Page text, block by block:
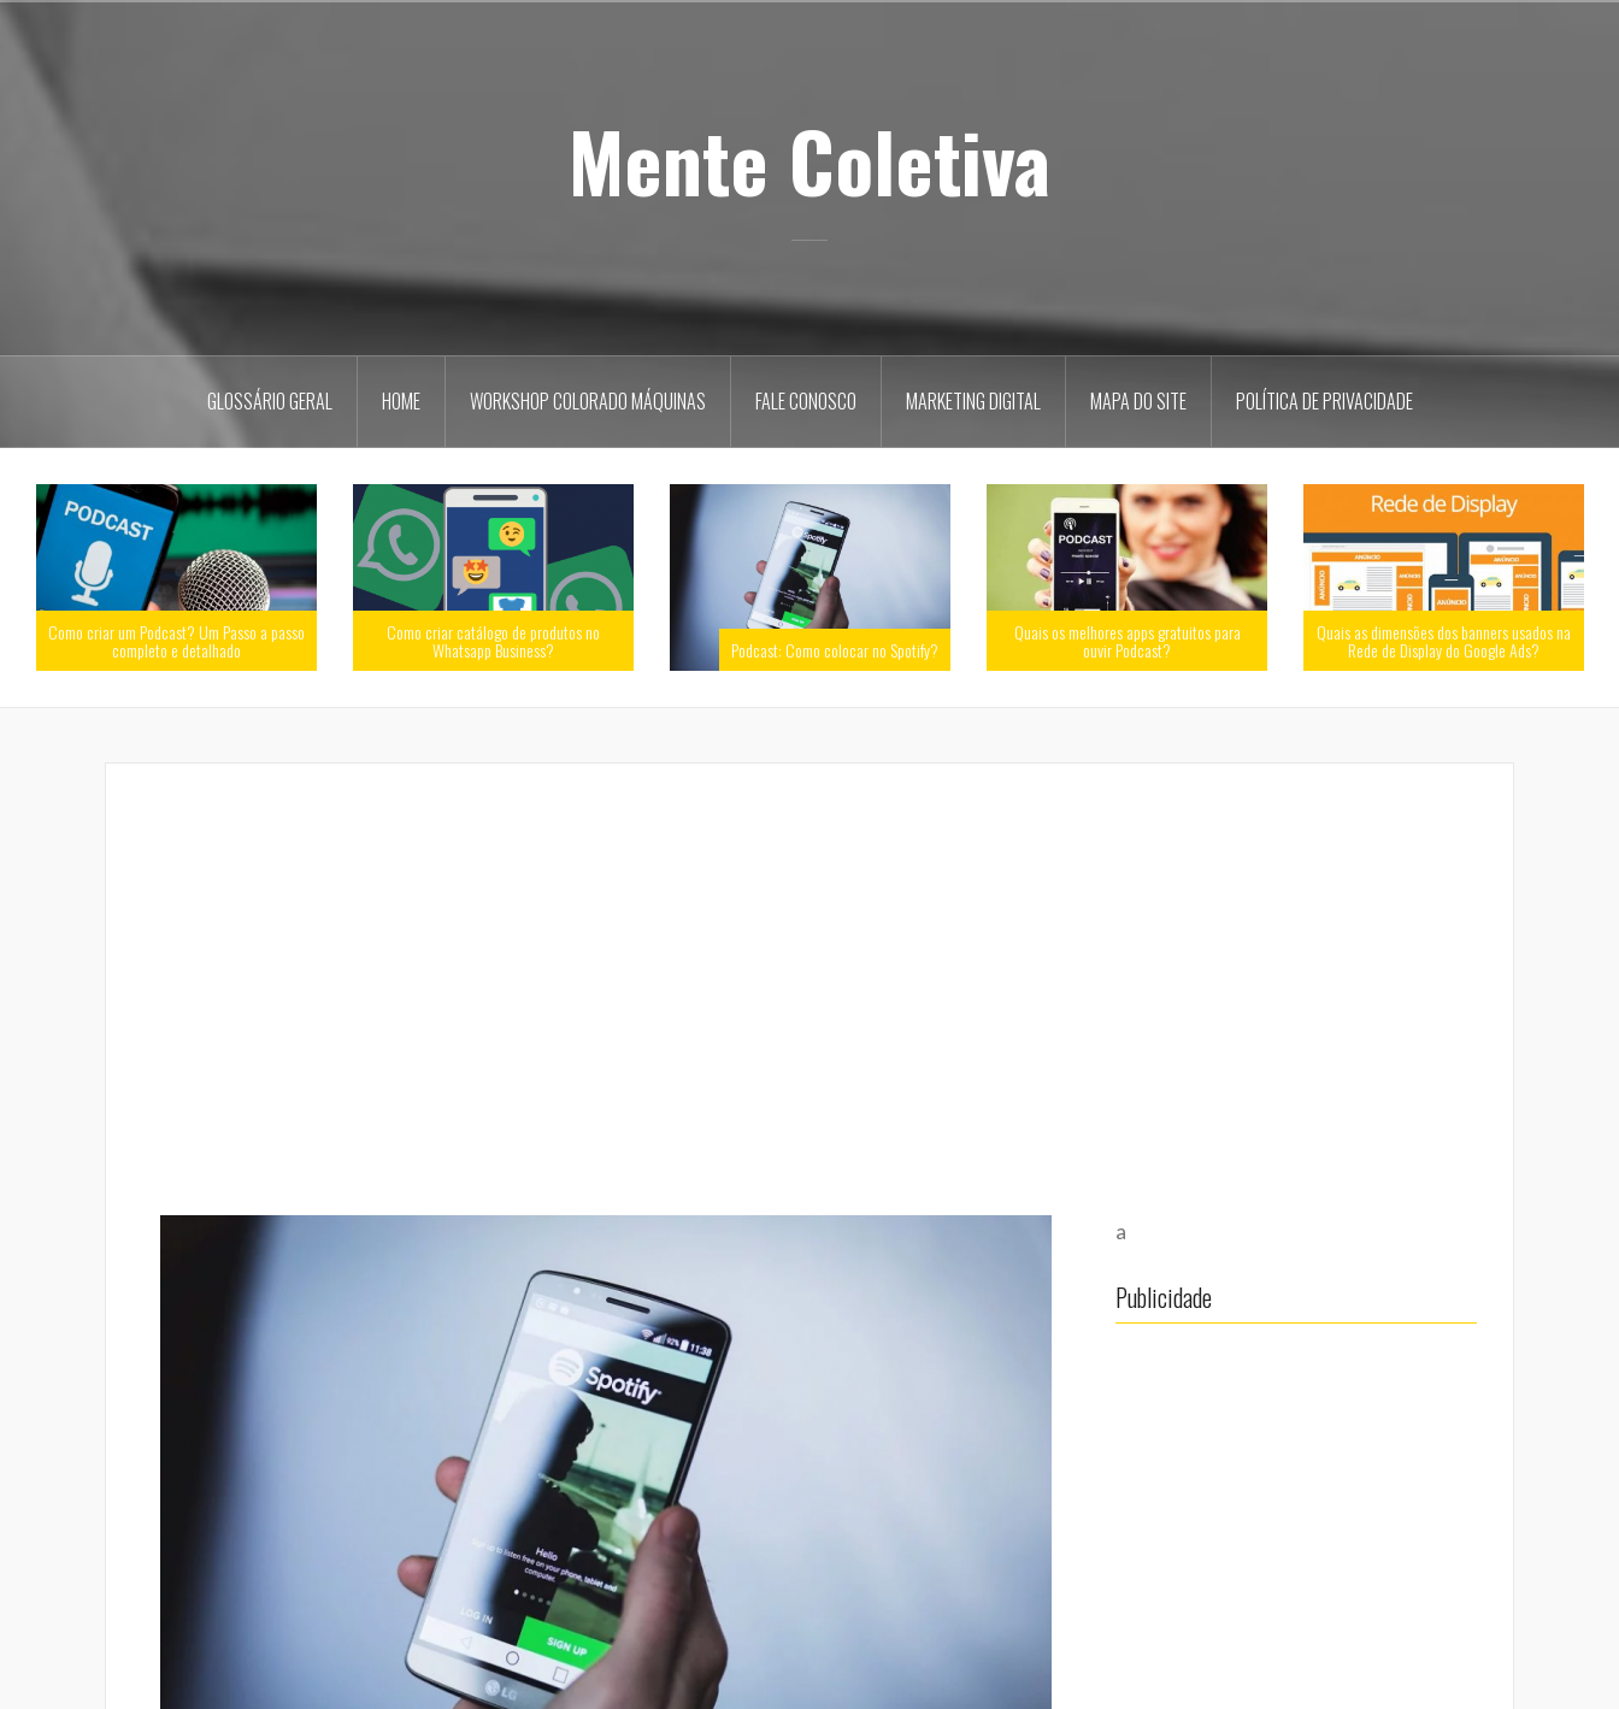
Mente Coletiva
GLOSSÁRIO GERAL HOME WORKSHOP COLORADO MÁQUINAS FALE CONOSCO MARKETING DIGITAL MAPA DO SITE POLÍTICA DE PRIVACIDADE
Como criar um Podcast? Um Passo a passo
completo e detalhado
Como criar catálogo de produtos no
Whatsapp Business? Podcast: Como colocar no Spotify?
Quais os melhores apps gratuitos para
ouvir Podcast?
Quais as dimensões dos banners usados na
Rede de Display do Google Ads?
a
Publicidade